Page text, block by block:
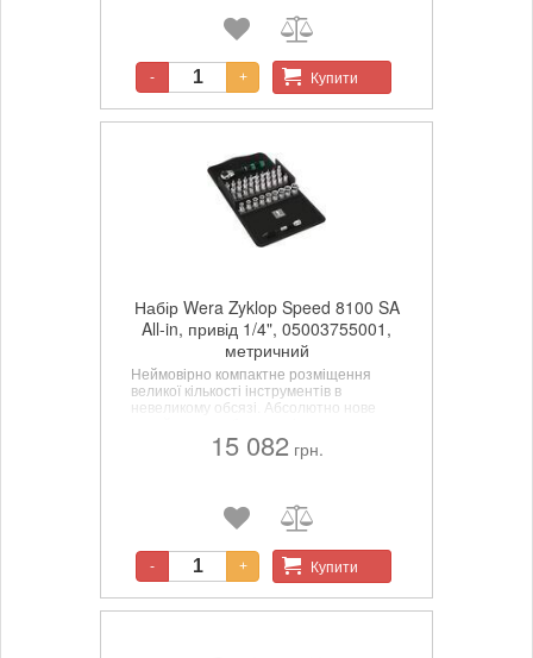
повністю захований в ручку, робить
загвинчування зручним і маловтомним.
- + Купити
Набір Wera Zyklop Speed 8100 SA
All-in, привід 1/4", 05003755001,
метричний
Неймовірно компактне розміщення
великої кількості інструментів в
невеликому обсязі. Абсолютно нове
завдяки оригінальному м'якому
футляру, що володіє високою міцністю і
кращого огляду інструментів на полиці
15 082грн.
- + Купити